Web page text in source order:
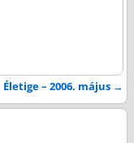
Életige – 2006. május →